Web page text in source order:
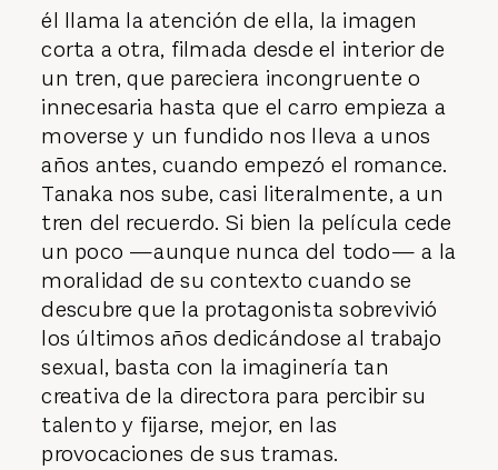
él llama la atención de ella, la imagen
corta a otra, filmada desde el interior de
un tren, que pareciera incongruente o
innecesaria hasta que el carro empieza a
moverse y un fundido nos lleva a unos
años antes, cuando empezó el romance.
Tanaka nos sube, casi literalmente, a un
tren del recuerdo. Si bien la película cede
un poco —aunque nunca del todo— a la
moralidad de su contexto cuando se
descubre que la protagonista sobrevivió
los últimos años dedicándose al trabajo
sexual, basta con la imaginería tan
creativa de la directora para percibir su
talento y fijarse, mejor, en las
provocaciones de sus tramas.